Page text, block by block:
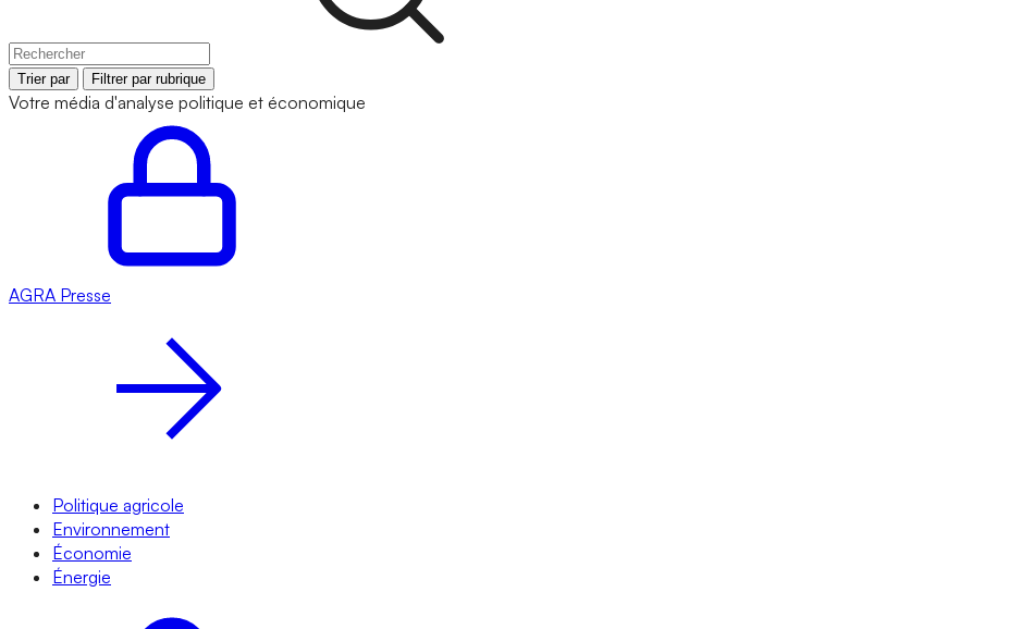
Trier par Filtrer par rubrique
Votre média d'analyse politique et économique
AGRA Presse
Politique agricole
Environnement
Économie
Énergie